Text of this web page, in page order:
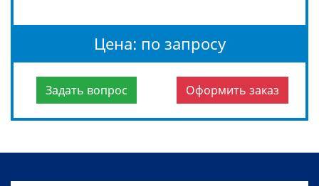
Цена: по запросу
Задать вопрос Оформить заказ